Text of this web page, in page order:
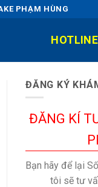
PHẠM HÙNG
ĐĂNG KÝ
ĐĂNG KÍ
Bạn hãy để lại
tôi sẽ tư